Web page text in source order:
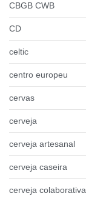
CBGB CWB
CD
celtic
centro europeu
cervas
cerveja
cerveja artesanal
cerveja caseira
cerveja colaborativa